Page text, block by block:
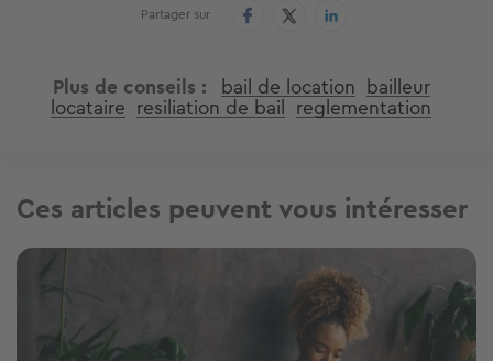
Partager sur
Plus de conseils bail de location bailleur
locataire resiliation de bail reglementation
Ces articles peuvent vous intéresser
Image